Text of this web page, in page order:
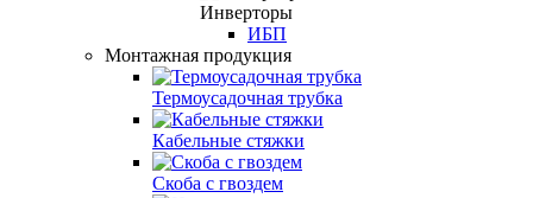
Инверторы
ИБП
Монтажная продукция
Термоусадочная трубка
Кабельные стяжки
Скоба с гвоздем